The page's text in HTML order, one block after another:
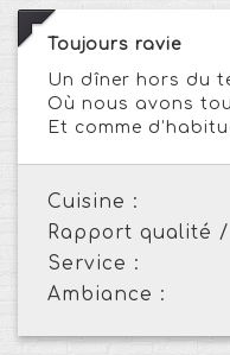
Toujours ravie
Un dîner hors du
Où nous avons
Et comme
Cuisine :
Rapport qualité
Service :
Ambiance :